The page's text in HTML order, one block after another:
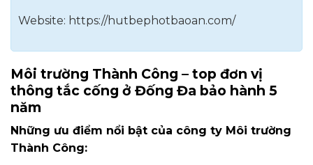
Website: https://hutbephotbaoan.com/
Môi trường Thành Công – top đơn vị
thông tắc cống ở Đống Đa bảo hành 5
năm
Những ưu điểm nổi bật của công ty Môi trường
Thành Công: